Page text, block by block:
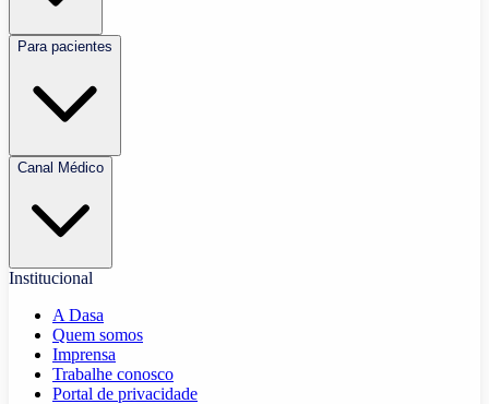
Para pacientes
Canal Médico
Institucional
A Dasa
Quem somos
Imprensa
Trabalhe conosco
Portal de privacidade